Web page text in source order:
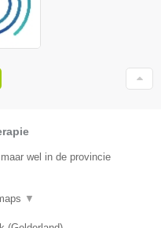
wel in de provincie
▼